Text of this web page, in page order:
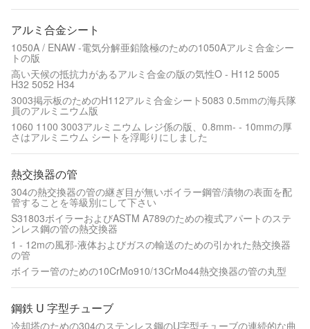
アルミ合金シート
1050A / ENAW -電気分解亜鉛陰極のための1050Aアルミ合金シー
トの版
高い天候の抵抗力があるアルミ合金の版の気性O - H112 5005
H32 5052 H34
3003掲示板のためのH112アルミ合金シート5083 0.5mmの海兵隊
員のアルミニウム版
1060 1100 3003アルミニウム レジ係の版、0.8mm- - 10mmの厚
さはアルミニウム シートを浮彫りにしました
熱交換器の管
304の熱交換器の管の継ぎ目が無いボイラー鋼管/漬物の表面を配
管することを等級別にして下さい
S31803ボイラーおよびASTM A789のための複式アパートのステ
ンレス鋼の管の熱交換器
1 - 12mの風邪-液体およびガスの輸送のための引かれた熱交換器
の管
ボイラー管のための10CrMo910/13CrMo44熱交換器の管の丸型
鋼鉄 U 字型チューブ
冷却塔のための304のステンレス鋼のU字型チューブの連続的な曲